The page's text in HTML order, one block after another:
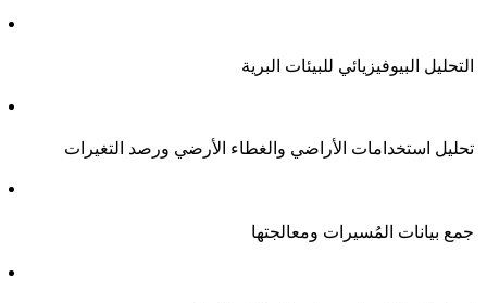
التحليل البيوفيزيائي للبيئات البرية
تحليل استخدامات الأراضي والغطاء الأرضي ورصد التغيرات
جمع بيانات المسيرات ومعالجتها